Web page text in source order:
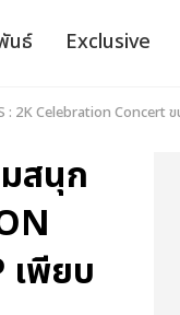
นธ์ Exclusive
2K Celebration Concert
สนุก
เพียบ